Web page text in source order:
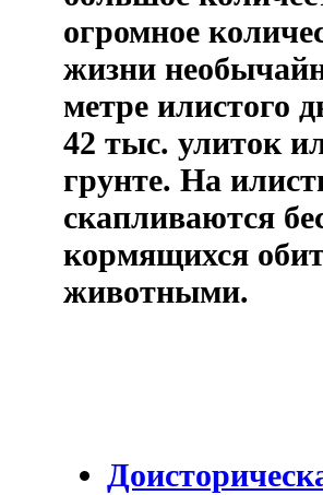
огромное
жизни
метре илистого
42 тыс. улиток
грунте. На
скапливаются
кормящихся
животными.